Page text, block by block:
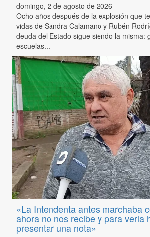
domingo, 2 de agosto de 2026
Ocho años después de la explosión que
vidas de Sandra Calamano y Rubén
deuda del Estado sigue siendo la misma:
escuelas...
«La Intendenta antes marchaba
ahora no nos recibe y para verla
presentar una nota»